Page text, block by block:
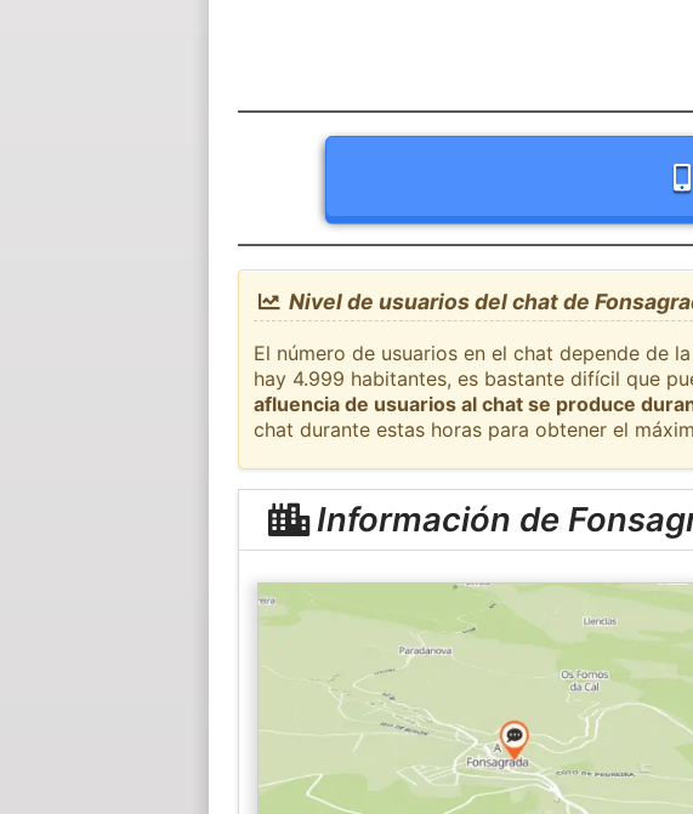
Nivel de usuarios del chat de
El número de usuarios en el chat depende de
hay 4.999 habitantes, es bastante difícil que
afluencia de usuarios al chat se produce
chat durante estas horas para obtener el
Información de